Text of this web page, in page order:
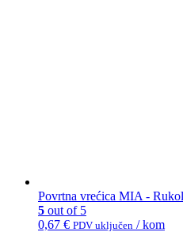
Povrtna vrećica MIA -
5 out of 5
0,67 € PDV uključen / kom